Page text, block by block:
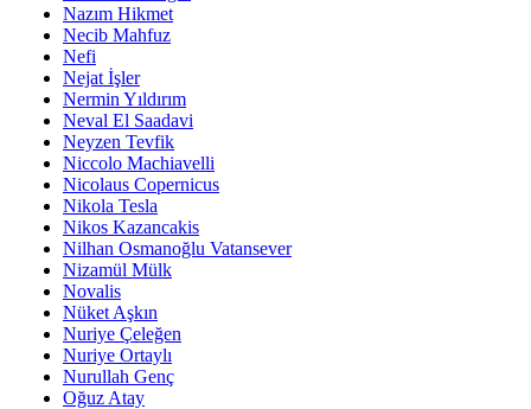
Nazım Hikmet
Necib Mahfuz
Nefi
Nejat İşler
Nermin Yıldırım
Neval El Saadavi
Neyzen Tevfik
Niccolo Machiavelli
Nicolaus Copernicus
Nikola Tesla
Nikos Kazancakis
Nilhan Osmanoğlu Vatansever
Nizamül Mülk
Novalis
Nüket Aşkın
Nuriye Çeleğen
Nuriye Ortaylı
Nurullah Genç
Oğuz Atay